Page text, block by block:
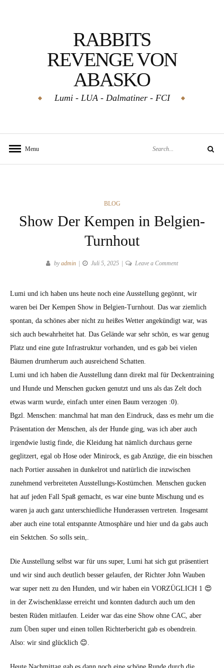
RABBITS
REVENGE VON
ABASKO
Lumi - LUA - Dalmatiner - FCI
Menu Search
CATEGORIES
BLOG
Show Der Kempen in Belgien-
Turnhout
byadmin Juli 5, 2025 Leave a Commenton
Kempen
in
Belgien-
Lumi und ich haben uns heute noch eine Ausstellung gegönnt, wir
waren bei Der Kempen Show in Belgien-Turnhout. Das war ziemlich
spontan, da schönes aber nicht zu heißes Wetter angekündigt war, was
sich auch bewahrheitet hat. Das Gelände war sehr schön, es war genug
Platz und eine gute Infrastruktur vorhanden, und es gab bei vielen
Bäumen drumherum auch ausreichend Schatten.
Lumi und ich haben die Ausstellung dann direkt mal für Deckentraining
und Hunde und Menschen gucken genutzt und uns als das Zelt doch
etwas warm wurde, einfach unter einen Baum verzogen :0).
Bgzl. Menschen: manchmal hat man den Eindruck, dass es mehr um die
Präsentation der Menschen, als der Hunde ging, was ich aber auch
irgendwie lustig finde, die Kleidung hat nämlich durchaus gerne
geglitzert, egal ob Hose oder Minirock, es gab Anzüge, die ein bisschen
nach Portier aussahen in dunkelrot und natürlich die inzwischen
zunehmend verbreiteten Ausstellungs-Kostümchen. Menschen gucken
hat auf jeden Fall Spaß gemacht, es war eine bunte Mischung und es
waren ja auch ganz unterschiedliche Hunderassen vertreten. Insgesamt
aber auch eine total entspannte Atmosphäre und hier und da gabs auch
ein Sektchen. So solls sein,.
Die Ausstellung selbst war für uns super, Lumi hat sich gut präsentiert
und wir sind auch deutlich besser gelaufen, der Richter John Wauben
war super nett zu den Hunden, und wir haben ein VORZÜGLICH 1 😍
in der Zwischenklasse erreicht und konnten dadurch auch um den
besten Rüden mitlaufen. Leider war das eine Show ohne CAC, aber
zum Üben super und einen tollen Richterbericht gab es obendrein.
Also: wir sind glücklich 😊.